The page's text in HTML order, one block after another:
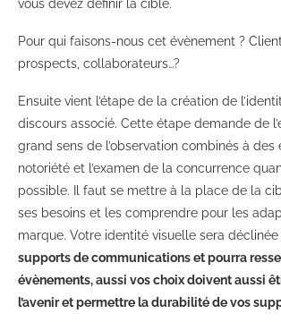
vous devez définir la cible.
Pour qui faisons-nous cet évènement ?
prospects, collaborateurs…?
Ensuite vient l’étape de la création de
discours associé. Cette étape demande de
grand sens de l’observation combinés à des
notoriété et l’examen de la concurrence
possible. Il faut se mettre à la place de la
ses besoins et les comprendre pour les
marque. Votre identité visuelle sera déclinée
supports de communications et pourra
évènements, aussi vos choix doivent aussi
l’avenir et permettre la durabilité de vos